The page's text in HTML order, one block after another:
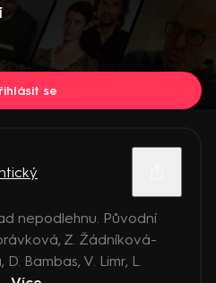
se
nepodlehnu. Původní
Z. Žádníková-
Bambas, V. Limr, L.